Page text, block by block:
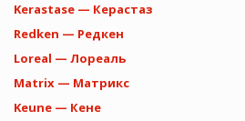
Kerastase — Керастаз
Redken — Редкен
Loreal — Лореаль
Matrix — Матрикс
Keune — Кене